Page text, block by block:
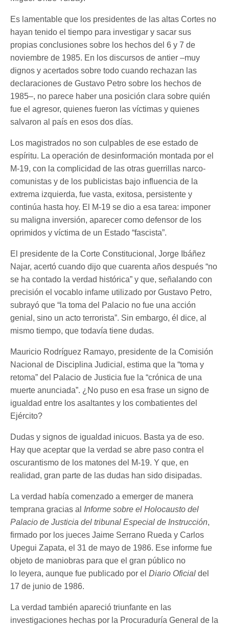
Es lamentable que los presidentes de las altas Cortes no
hayan tenido el tiempo para investigar y sacar sus
propias conclusiones sobre los hechos del 6 y 7 de
noviembre de 1985. En los discursos de antier –muy
dignos y acertados sobre todo cuando rechazan las
declaraciones de Gustavo Petro sobre los hechos de
1985–, no parece haber una posición clara sobre quién
fue el agresor, quienes fueron las víctimas y quienes
salvaron al país en esos dos días.
Los magistrados no son culpables de ese estado de
espíritu. La operación de desinformación montada por el
M-19, con la complicidad de las otras guerrillas narco-
comunistas y de los publicistas bajo influencia de la
extrema izquierda, fue vasta, exitosa, persistente y
continúa hasta hoy. El M-19 se dio a esa tarea: imponer
su maligna inversión, aparecer como defensor de los
oprimidos y víctima de un Estado “fascista”.
El presidente de la Corte Constitucional, Jorge Ibáñez
Najar, acertó cuando dijo que cuarenta años después “no
se ha contado la verdad histórica” y que, señalando con
precisión el vocablo infame utilizado por Gustavo Petro,
subrayó que “la toma del Palacio no fue una acción
genial, sino un acto terrorista”. Sin embargo, él dice, al
mismo tiempo, que todavía tiene dudas.
Mauricio Rodríguez Ramayo, presidente de la Comisión
Nacional de Disciplina Judicial, estima que la “toma y
retoma” del Palacio de Justicia fue la “crónica de una
muerte anunciada”. ¿No puso en esa frase un signo de
igualdad entre los asaltantes y los combatientes del
Ejército?
Dudas y signos de igualdad inicuos. Basta ya de eso.
Hay que aceptar que la verdad se abre paso contra el
oscurantismo de los matones del M-19. Y que, en
realidad, gran parte de las dudas han sido disipadas.
La verdad había comenzado a emerger de manera
temprana gracias al Informe sobre el Holocausto del
Palacio de Justicia del tribunal Especial de Instrucción,
firmado por los jueces Jaime Serrano Rueda y Carlos
Upegui Zapata, el 31 de mayo de 1986. Ese informe fue
objeto de maniobras para que el gran público no
lo leyera, aunque fue publicado por elDiario Oficial del
17 de junio de 1986.
La verdad también apareció triunfante en las
investigaciones hechas por la Procuraduría General de la